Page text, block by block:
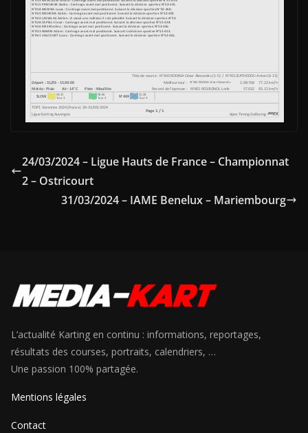
24/03/2024 – Ligue Hauts de France – Championnat
2 – Ostricourt
31/03/2024 – IAME Benelux – Mariembourg
L’actualité Karting en continu : informations, reportages,
résultats des courses, portraits, calendriers, …
Une passion 100% partagée.
Mentions légales
Contact